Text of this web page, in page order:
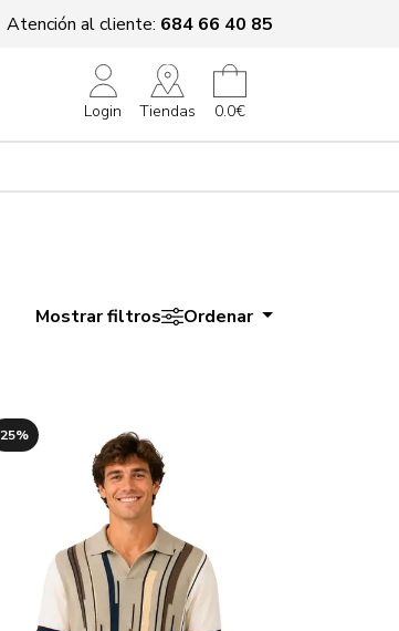
Atención al cliente: 684 66 40 85
Login Tiendas 0.0€
Mostrar filtros Ordenar
25%